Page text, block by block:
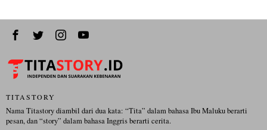
TITASTORY
Nama Titastory diambil dari dua kata: “Tita” dalam bahasa Ibu Maluku berarti
pesan, dan “story” dalam bahasa Inggris berarti cerita.